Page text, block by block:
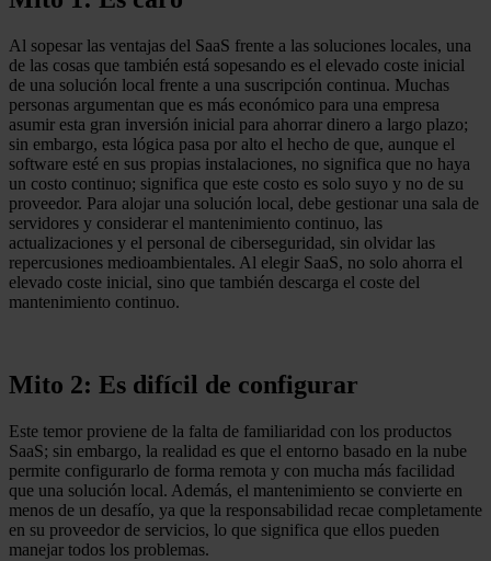
Al sopesar las ventajas del SaaS frente a las soluciones locales, una
de las cosas que también está sopesando es el elevado coste inicial
de una solución local frente a una suscripción continua. Muchas
personas argumentan que es más económico para una empresa
asumir esta gran inversión inicial para ahorrar dinero a largo plazo;
sin embargo, esta lógica pasa por alto el hecho de que, aunque el
software esté en sus propias instalaciones, no significa que no haya
un costo continuo; significa que este costo es solo suyo y no de su
proveedor. Para alojar una solución local, debe gestionar una sala de
servidores y considerar el mantenimiento continuo, las
actualizaciones y el personal de ciberseguridad, sin olvidar las
repercusiones medioambientales. Al elegir SaaS, no solo ahorra el
elevado coste inicial, sino que también descarga el coste del
mantenimiento continuo.
Mito 2: Es difícil de configurar
Este temor proviene de la falta de familiaridad con los productos
SaaS; sin embargo, la realidad es que el entorno basado en la nube
permite configurarlo de forma remota y con mucha más facilidad
que una solución local. Además, el mantenimiento se convierte en
menos de un desafío, ya que la responsabilidad recae completamente
en su proveedor de servicios, lo que significa que ellos pueden
manejar todos los problemas.